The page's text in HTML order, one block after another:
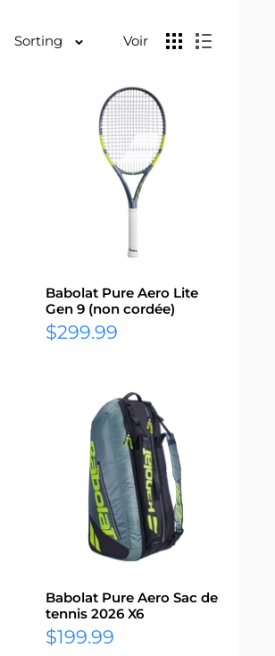
Sorting Voir
Babolat Pure Aero Lite
Gen 9 (non cordée)
Prix
$299.99
Babolat Pure Aero Sac de
tennis 2026 X6
Prix
$199.99